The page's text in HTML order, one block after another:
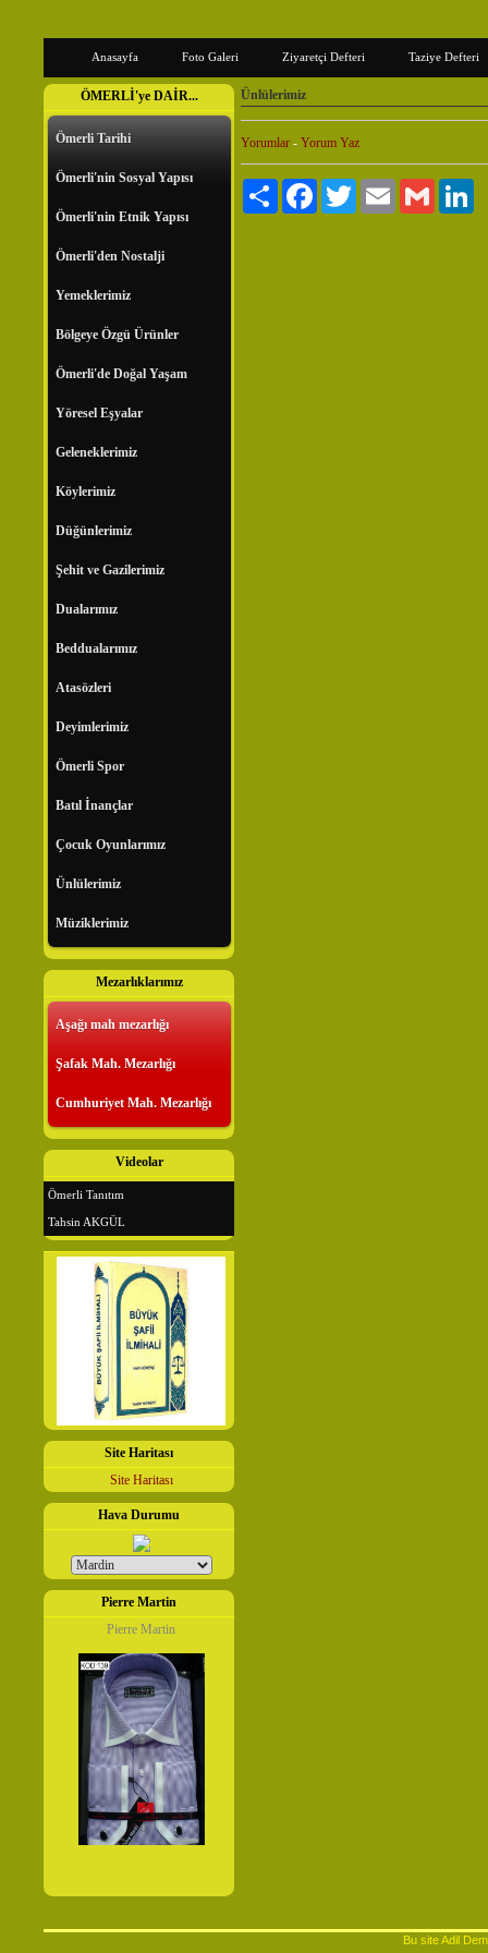
Anasayfa Foto Galeri Ziyaretçi Defteri Taziye Defteri
ÖMERLİ'ye DAİR...
Ömerli Tarihi
Ömerli'nin Sosyal Yapısı
Ömerli'nin Etnik Yapısı
Ömerli'den Nostalji
Yemeklerimiz
Bölgeye Özgü Ürünler
Ömerli'de Doğal Yaşam
Yöresel Eşyalar
Geleneklerimiz
Köylerimiz
Düğünlerimiz
Şehit ve Gazilerimiz
Dualarımız
Beddualarımız
Atasözleri
Deyimlerimiz
Ömerli Spor
Batıl İnançlar
Çocuk Oyunlarımız
Ünlülerimiz
Müziklerimiz
Mezarlıklarımız
Aşağı mah mezarlığı
Şafak Mah. Mezarlığı
Cumhuriyet Mah. Mezarlığı
Videolar
Ömerli Tanıtım
Tahsin AKGÜL
Site Haritası
Site Haritası
Hava Durumu
Pierre Martin
Pierre Martin
Ünlülerimiz
Yorumlar - Yorum Yaz
Paylaş FacebookTwitter Email Gmail
Bu site Adil